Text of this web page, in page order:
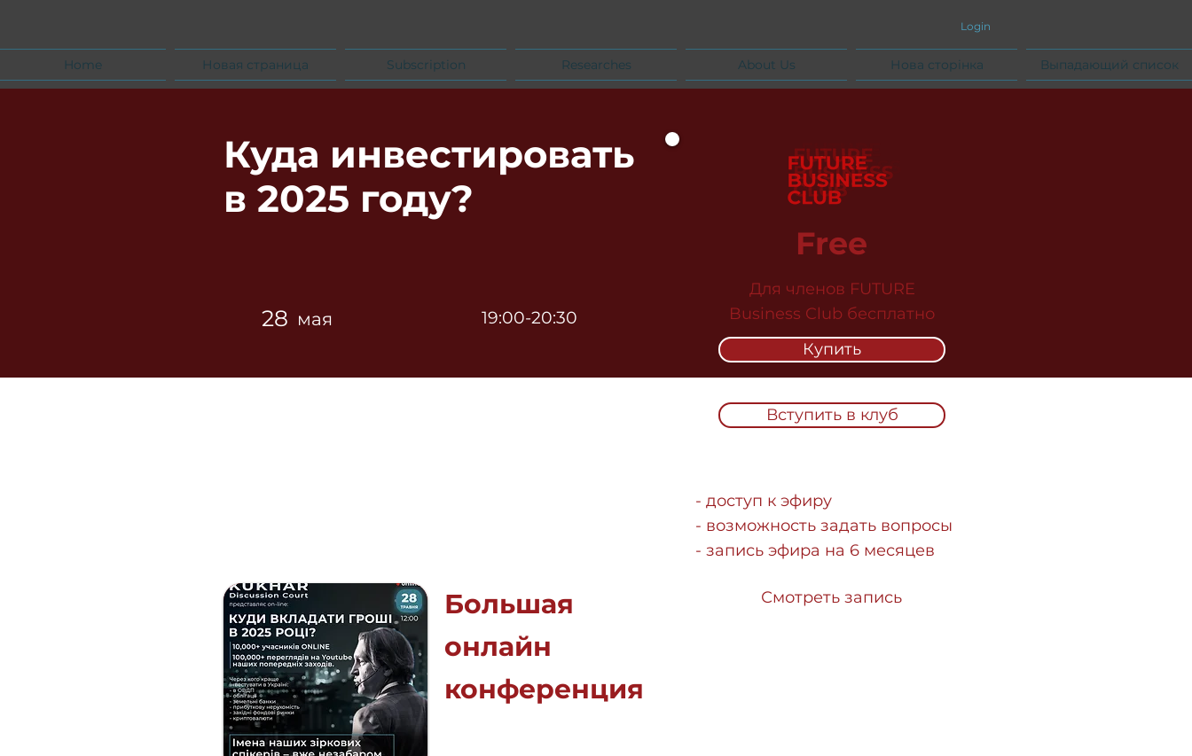
Login
Home Новая страница Subscription Researches About Us Нова сторінка Выпадающий список
Куда инвестировать
в 2025 году?
28 мая 19:00-20:30
Free
Для членов FUTURE
Business Club бесплатно
Купить
Вступить в клуб
- доступ к эфиру
- возможность задать вопросы
- запись эфира на 6 месяцев
Смотреть запись
Большая
онлайн
конференция